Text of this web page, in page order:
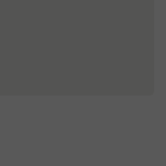
5 hvězdiček.